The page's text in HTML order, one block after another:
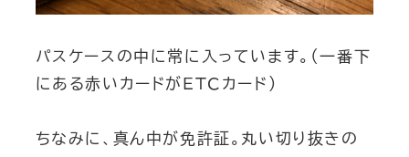
パスケースの中に常に入っています。（一番下
にある赤いカードがETCカード）
ちなみに、真ん中が免許証。丸い切り抜きの